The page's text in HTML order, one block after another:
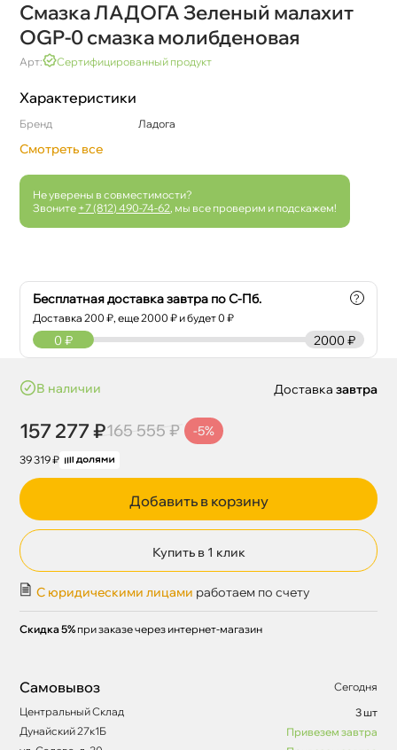
Смазка ЛАДОГА Зеленый малахит
OGP-0 смазка молибденовая
Арт: Сертифицированный продукт
Характеристики
Бренд Ладога
Смотреть все
Не уверены в совместимости?
Звоните +7 (812) 490-74-62 , мы все проверим и подскажем!
Бесплатная доставка завтра по С-Пб.
Доставка200 ₽, еще2000 ₽ и будет 0 ₽
?
2000 ₽
0 ₽
наличии
157 277 ₽165 555 ₽ -5%
39 319 ₽
Доставка завтра
Добавить в корзину
Купить в 1 клик
С юридическими лицами работаем по счету
Скидка 5% при заказе через интернет-магазин
Самовывоз
Сегодня
Центральный Склад
3 шт
Дунайский 27к1Б
Привезем завтра